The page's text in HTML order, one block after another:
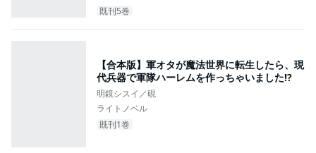
既刊5巻
【合本版】軍オタが魔法世界に転生したら、現
代兵器で軍隊ハーレムを作っちゃいました!?
明鏡シスイ／硯
ライトノベル
既刊1巻